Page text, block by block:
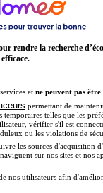
rendre la recherche
efficace.
et ne peuvent pas être
permettant de
telles que les
vérifier s'il est
ou les violations de
les sources d'acquisition
sur nos sites et nos
nos utilisateurs afin